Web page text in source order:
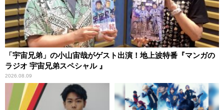
「宇宙兄弟」の小山宙哉がゲスト出演！地上波特番『マンガの
ラジオ 宇宙兄弟スペシャル 』
2026.08.09